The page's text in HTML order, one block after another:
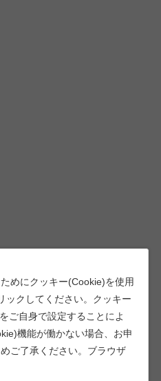
めにクッキー(Cookie)を使用
ックしてください。クッキー
ご自身で設定することによ
機能が働かない場合、お申
ご了承ください。ブラウザ